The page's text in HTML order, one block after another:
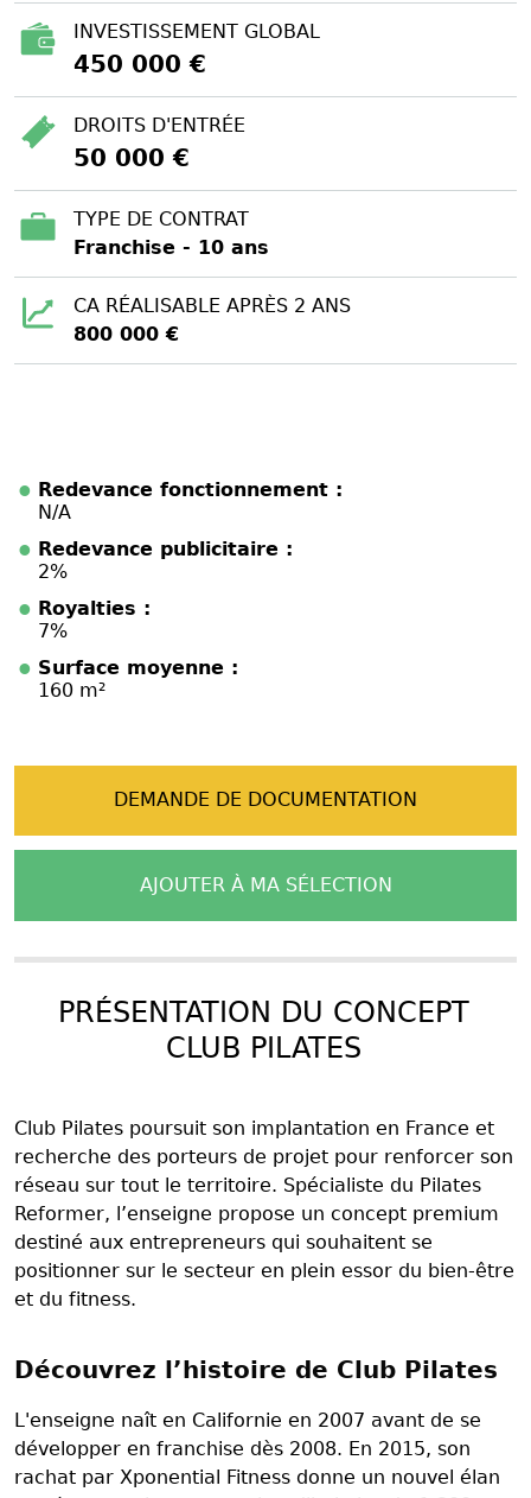
INVESTISSEMENT GLOBAL
450 000 €
DROITS D'ENTRÉE
50 000 €
TYPE DE CONTRAT
Franchise - 10 ans
CA RÉALISABLE APRÈS 2 ANS
800 000 €
Redevance fonctionnement :
N/A
Redevance publicitaire :
2%
Royalties :
7%
Surface moyenne :
160 m²
DEMANDE DE DOCUMENTATION
AJOUTER À MA SÉLECTION
PRÉSENTATION DU CONCEPT
CLUB PILATES
Club Pilates poursuit son implantation en France et
recherche des porteurs de projet pour renforcer son
réseau sur tout le territoire. Spécialiste du Pilates
Reformer, l’enseigne propose un concept premium
destiné aux entrepreneurs qui souhaitent se
positionner sur le secteur en plein essor du bien-être
et du fitness.
Découvrez l’histoire de Club Pilates
L'enseigne naît en Californie en 2007 avant de se
développer en franchise dès 2008. En 2015, son
rachat par Xponential Fitness donne un nouvel élan